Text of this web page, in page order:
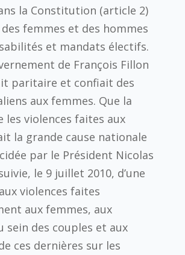
la Constitution (article 2)
des femmes et des hommes
et mandats électifs.
de François Fillon
paritaire et confiait des
aux femmes. Que la
violences faites aux
la grande cause nationale
par le Président Nicolas
le 9 juillet 2010, d’une
violences faites
aux femmes, aux
sein des couples et aux
ces dernières sur les